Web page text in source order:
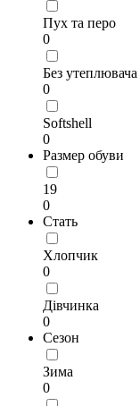
Пух та перо
0
Без утеплювача
0
Softshell
0
Размер обуви
19
0
Стать
Хлопчик
0
Дівчинка
0
Сезон
Зима
0